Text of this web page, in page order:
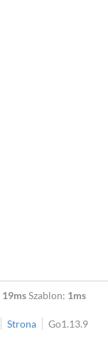
19msSzablon: 1ms
Strona Go1.13.9